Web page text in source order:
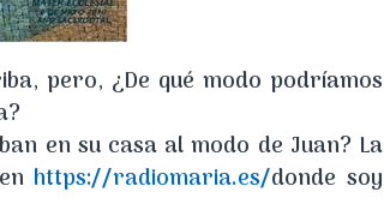
pero, ¿De qué modo podríamos
en su casa al modo de Juan? La
https://radiomaria.es/donde soy